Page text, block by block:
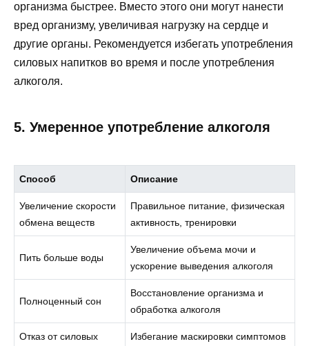
организма быстрее. Вместо этого они могут нанести
вред организму, увеличивая нагрузку на сердце и
другие органы. Рекомендуется избегать употребления
силовых напитков во время и после употребления
алкоголя.
5. Умеренное употребление алкоголя
Способ Описание
Увеличение скорости
обмена веществ
Правильное питание, физическая
активность, тренировки
Пить больше воды
Увеличение объема мочи и
ускорение выведения алкоголя
Полноценный сон
Восстановление организма и
обработка алкоголя
Отказ от силовых
Избегание маскировки симптомов